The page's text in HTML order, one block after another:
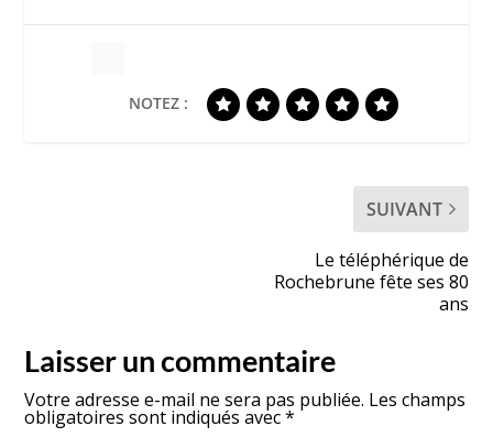
NOTEZ :
SUIVANT
Le téléphérique de
Rochebrune fête ses 80
ans
Laisser un commentaire
Votre adresse e-mail ne sera pas publiée. Les champs
obligatoires sont indiqués avec*